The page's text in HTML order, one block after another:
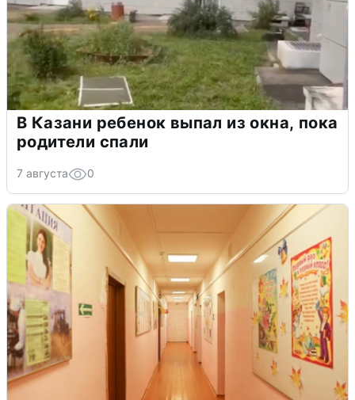
В Казани ребенок выпал из окна, пока
родители спали
7 августа 0